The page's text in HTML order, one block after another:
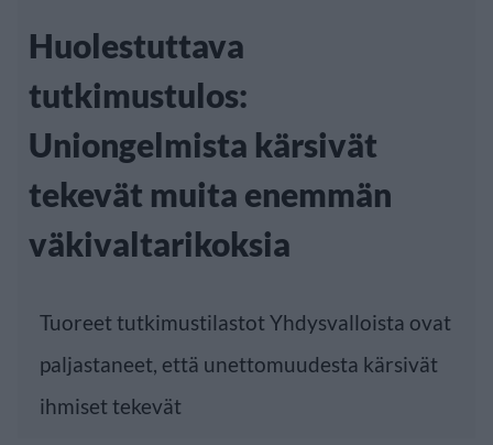
Huolestuttava
tutkimustulos:
Uniongelmista kärsivät
tekevät muita enemmän
väkivaltarikoksia
Tuoreet tutkimustilastot Yhdysvalloista ovat
paljastaneet, että unettomuudesta kärsivät
ihmiset tekevät